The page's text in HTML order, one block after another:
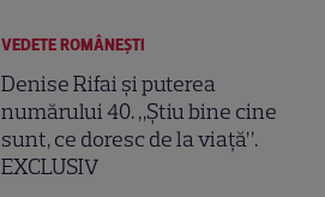
VEDETE ROMÂNEŞTI
Denise Rifai și puterea
numărului 40. „Ştiu bine cine
sunt, ce doresc de la viaţă”.
EXCLUSIV